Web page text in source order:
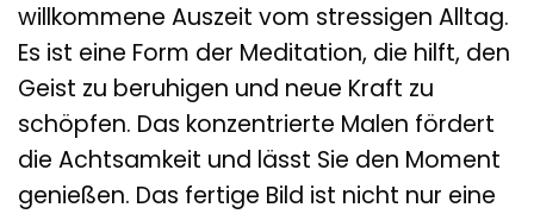
willkommene Auszeit vom stressigen Alltag.
Es ist eine Form der Meditation, die hilft, den
Geist zu beruhigen und neue Kraft zu
schöpfen. Das konzentrierte Malen fördert
die Achtsamkeit und lässt Sie den Moment
genießen. Das fertige Bild ist nicht nur eine